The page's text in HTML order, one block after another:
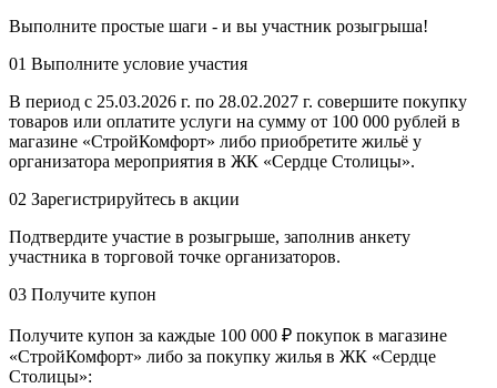
Выполните простые шаги - и вы участник розыгрыша!
01 Выполните условие участия
В период с 25.03.2026 г. по 28.02.2027 г. совершите покупку
товаров или оплатите услуги на сумму от 100 000 рублей в
магазине «СтройКомфорт» либо приобретите жильё у
организатора мероприятия в ЖК «Сердце Столицы».
02 Зарегистрируйтесь в акции
Подтвердите участие в розыгрыше, заполнив анкету
участника в торговой точке организаторов.
03 Получите купон
Получите купон за каждые 100 000 ₽ покупок в магазине
«СтройКомфорт» либо за покупку жилья в ЖК «Сердце
Столицы»: